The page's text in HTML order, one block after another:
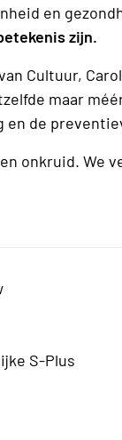
en
zijn.
Cultuur,
maar
de
onkruid. We
S-Plus